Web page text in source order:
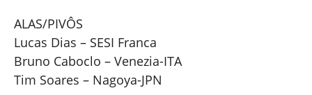
ALAS/PIVÔS
Lucas Dias – SESI Franca
Bruno Caboclo – Venezia-ITA
Tim Soares – Nagoya-JPN